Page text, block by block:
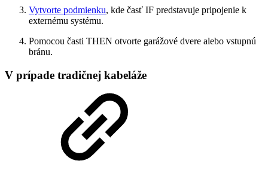
Vytvorte podmienku, kde časť IF predstavuje pripojenie k
externému systému.
Pomocou časti THEN otvorte garážové dvere alebo vstupnú
bránu.
V prípade tradičnej kabeláže